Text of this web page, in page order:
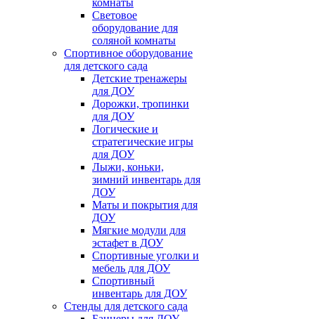
комнаты
Световое
оборудование для
соляной комнаты
Спортивное оборудование
для детского сада
Детские тренажеры
для ДОУ
Дорожки, тропинки
для ДОУ
Логические и
стратегические игры
для ДОУ
Лыжи, коньки,
зимний инвентарь для
ДОУ
Маты и покрытия для
ДОУ
Мягкие модули для
эстафет в ДОУ
Спортивные уголки и
мебель для ДОУ
Спортивный
инвентарь для ДОУ
Стенды для детского сада